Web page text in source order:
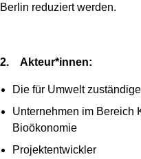
Berlin reduziert werden.
2. Akteur*innen:
Die für Umwelt
Unternehmen im Bereich
Bioökonomie
Projektentwickler